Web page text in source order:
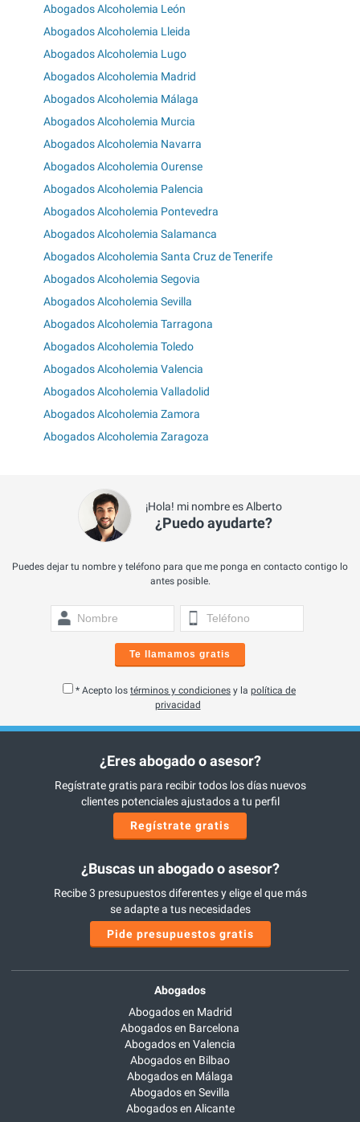
Abogados Alcoholemia León
Abogados Alcoholemia Lleida
Abogados Alcoholemia Lugo
Abogados Alcoholemia Madrid
Abogados Alcoholemia Málaga
Abogados Alcoholemia Murcia
Abogados Alcoholemia Navarra
Abogados Alcoholemia Ourense
Abogados Alcoholemia Palencia
Abogados Alcoholemia Pontevedra
Abogados Alcoholemia Salamanca
Abogados Alcoholemia Santa Cruz de Tenerife
Abogados Alcoholemia Segovia
Abogados Alcoholemia Sevilla
Abogados Alcoholemia Tarragona
Abogados Alcoholemia Toledo
Abogados Alcoholemia Valencia
Abogados Alcoholemia Valladolid
Abogados Alcoholemia Zamora
Abogados Alcoholemia Zaragoza
¡Hola! mi nombre es Alberto
¿Puedo ayudarte?
Puedes dejar tu nombre y teléfono para que me ponga en contacto contigo lo
antes posible.
Te llamamos gratis
* Acepto los términos y condiciones y la política de
privacidad
¿Eres abogado o asesor?
Regístrate gratis para recibir todos los días nuevos
clientes potenciales ajustados a tu perfil
Regístrate gratis
¿Buscas un abogado o asesor?
Recibe 3 presupuestos diferentes y elige el que más
se adapte a tus necesidades
Pide presupuestos gratis
Abogados
Abogados en Madrid
Abogados en Barcelona
Abogados en Valencia
Abogados en Bilbao
Abogados en Málaga
Abogados en Sevilla
Abogados en Alicante